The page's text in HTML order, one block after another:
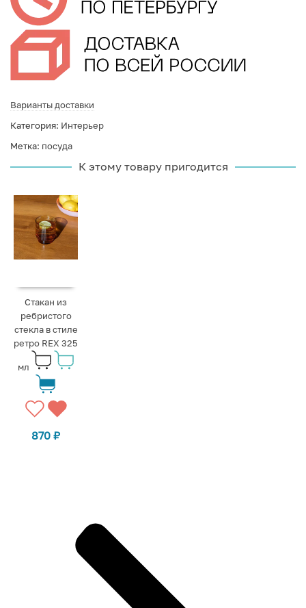
Варианты доставки
Категория: Интерьер
Метка: посуда
К этому товару пригодится
Стакан из
ребристого
стекла в стиле
ретро REX 325
мл
870₽